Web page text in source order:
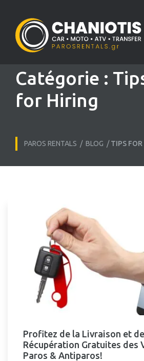
Catégorie :
for Hiring
PAROS RENTALS / BLOG /TIPS FOR
Profitez de la Livraison et
Récupération Gratuites des
Paros & Antiparos!